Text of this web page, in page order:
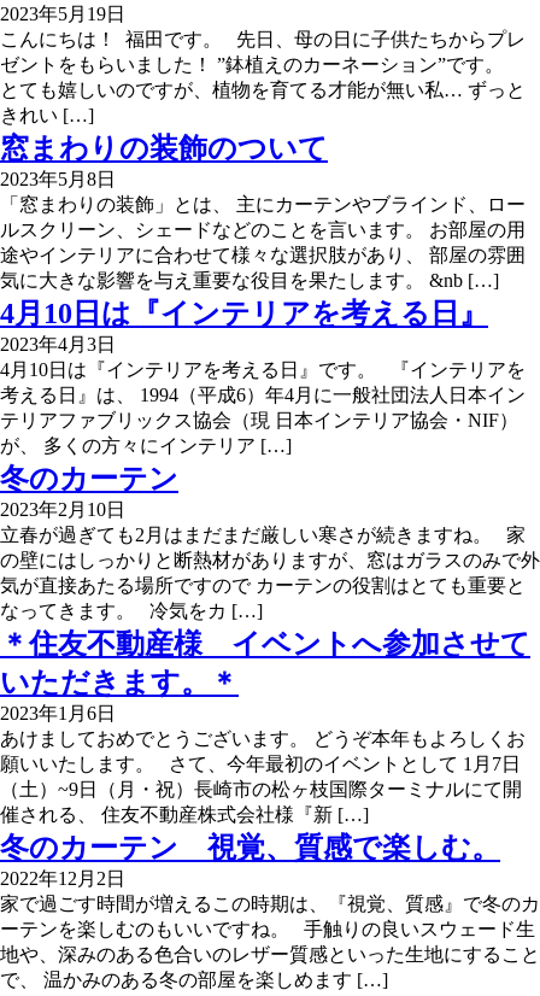
2023年5月19日
こんにちは！ 福田です。 先日、母の日に子供たちからプレ
ゼントをもらいました！ ”鉢植えのカーネーション”です。
とても嬉しいのですが、植物を育てる才能が無い私… ずっと
きれい […]
窓まわりの装飾のついて
2023年5月8日
「窓まわりの装飾」とは、 主にカーテンやブラインド、ロー
ルスクリーン、シェードなどのことを言います。 お部屋の用
途やインテリアに合わせて様々な選択肢があり、 部屋の雰囲
気に大きな影響を与え重要な役目を果たします。 &nb […]
4月10日は『インテリアを考える日』
2023年4月3日
4月10日は『インテリアを考える日』です。 『インテリアを
考える日』は、 1994（平成6）年4月に一般社団法人日本イン
テリアファブリックス協会（現 日本インテリア協会・NIF）
が、 多くの方々にインテリア […]
冬のカーテン
2023年2月10日
立春が過ぎても2月はまだまだ厳しい寒さが続きますね。 家
の壁にはしっかりと断熱材がありますが、窓はガラスのみで外
気が直接あたる場所ですので カーテンの役割はとても重要と
なってきます。 冷気をカ […]
＊住友不動産様 イベントへ参加させて
いただきます。＊
2023年1月6日
あけましておめでとうございます。 どうぞ本年もよろしくお
願いいたします。 さて、今年最初のイベントとして 1月7日
（土）~9日（月・祝）長崎市の松ヶ枝国際ターミナルにて開
催される、 住友不動産株式会社様『新 […]
冬のカーテン 視覚、質感で楽しむ。
2022年12月2日
家で過ごす時間が増えるこの時期は、『視覚、質感』で冬のカ
ーテンを楽しむのもいいですね。 手触りの良いスウェード生
地や、深みのある色合いのレザー質感といった生地にすること
で、 温かみのある冬の部屋を楽しめます […]